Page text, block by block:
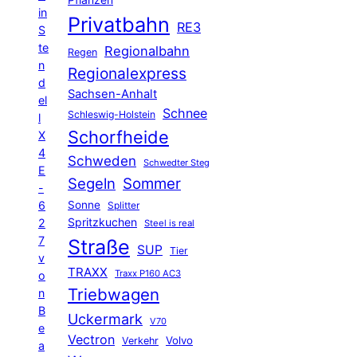
in
S
te
n
d
el
l
X
4
E
-
6
2
7
v
o
n
B
e
a
Privatbahn RE3
Regen Regionalbahn
Regionalexpress
Sachsen-Anhalt
Schleswig-Holstein Schnee
Schorfheide
Schweden Schwedter Steg
Segeln Sommer
Sonne Splitter
Spritzkuchen Steel is real
Straße SUP Tier
TRAXX Traxx P160 AC3
Triebwagen
Uckermark V70
Vectron Verkehr Volvo